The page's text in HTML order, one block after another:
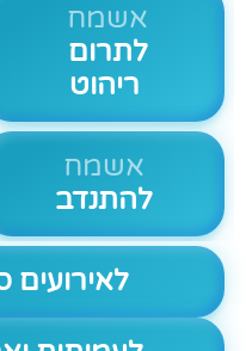
אשמח
לתרום
ריהוט
אשמח
להתנדב
לאירועים